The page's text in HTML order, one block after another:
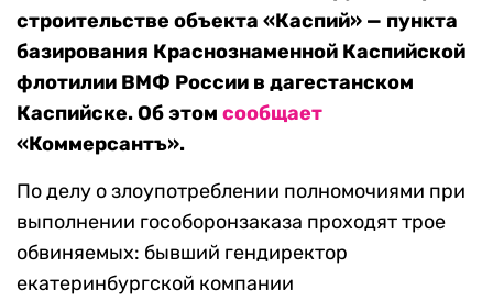
строительстве объекта «Каспий» — пункта
базирования Краснознаменной Каспийской
флотилии ВМФ России в дагестанском
Каспийске. Об этом сообщает
«Коммерсантъ».
По делу о злоупотреблении полномочиями при
выполнении гособоронзаказа проходят трое
обвиняемых: бывший гендиректор
екатеринбургской компании